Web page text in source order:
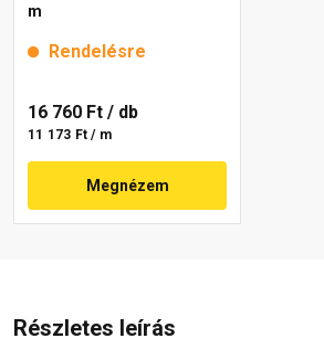
m
Rendelésre
16 760 Ft / db
11 173 Ft / m
Megnézem
Részletes leírás